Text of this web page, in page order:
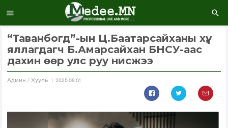
“Таванбогд”-ын Ц.Баатарсайханы хүү,
яллагдагч Б.Амарсайхан БНСУ-аас
дахин өөр улс руу нисжээ
Aдмин / Хууль 2025.08.01